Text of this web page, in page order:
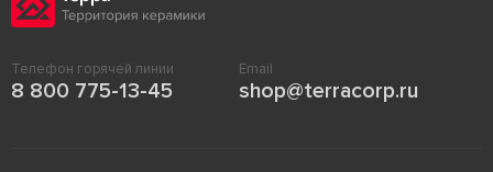
Телефон горячей линии
8 800 775-13-45
Email
shop@terracorp.ru